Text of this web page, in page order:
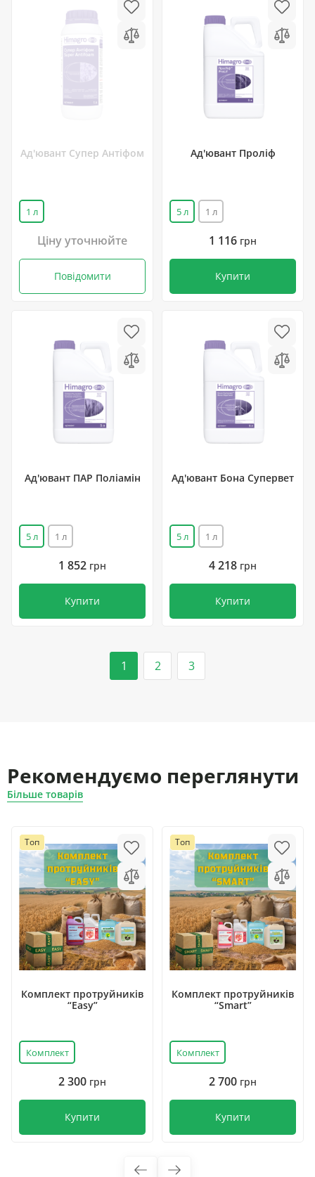
Ад'ювант Супер Антіфом
1 л
Ціну уточнюйте
Повідомити
Ад'ювант Проліф
5 л 1 л
1 116 грн
Купити
Ад'ювант ПАР Поліамін
5 л 1 л
1 852 грн
Купити
Ад'ювант Бона Супервет
5 л 1 л
4 218 грн
Купити
1 2 3
Рекомендуємо переглянути
Більше товарів
Топ
Комплект протруйників
“Easy”
Комплект
2 300 грн
Купити
Топ
Комплект протруйників
“Smart”
Комплект
2 700 грн
Купити